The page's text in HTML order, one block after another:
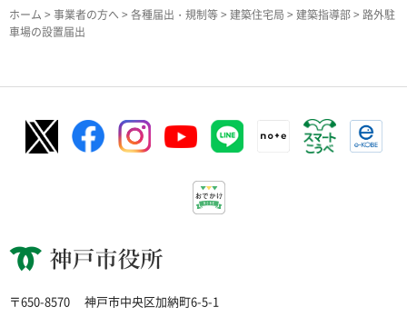
ホーム > 事業者の方へ > 各種届出・規制等> 建築住宅局 > 建築指導部> 路外駐
車場の設置届出
神戸市役所
〒650-8570 神戸市中央区加納町6-5-1